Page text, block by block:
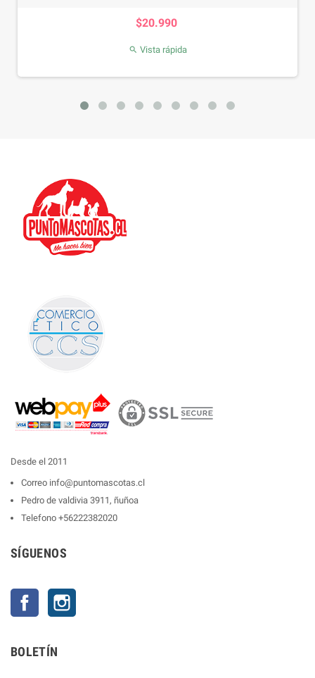
$20.990
Vista rápida
Desde el 2011
Correo info@puntomascotas.cl
Pedro de valdivia 3911, ñuñoa
Telefono +56222382020
SÍGUENOS
Facebook
BOLETÍN